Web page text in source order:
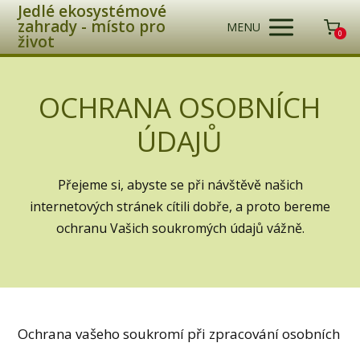
Jedlé ekosystémové
zahrady - místo pro
život
MENU 0
OCHRANA OSOBNÍCH
ÚDAJŮ
Přejeme si, abyste se při návštěvě našich
internetových stránek cítili dobře, a proto bereme
ochranu Vašich soukromých údajů vážně.
Ochrana vašeho soukromí při zpracování osobních